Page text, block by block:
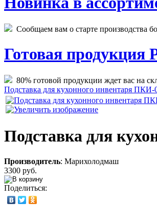
Сообщаем вам о старте производства
Готовая продукция
80% готовой продукции ждет вас на
Подставка для кухонного инвентаря ПКИ-
Подставка для
Производитель: Марихолодмаш
3300 руб.
Поделиться: